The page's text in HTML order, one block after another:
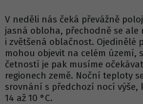
V neděli nás čeká převážně
jasná obloha, přechodně se ale
i zvětšená oblačnost. Ojedinělé
mohou objevit na celém území,
četností je pak musíme
regionech země. Noční teploty
srovnání s předchozí nocí výše,
14 až 10 °C.